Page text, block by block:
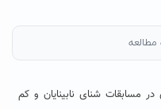
مسابقات شنای نابینایان و کم